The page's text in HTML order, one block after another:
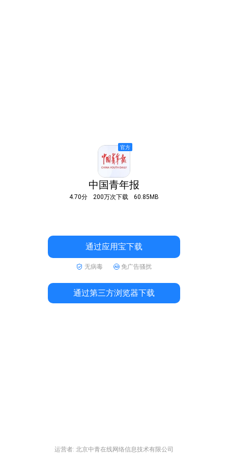
中国青年报
4.70分 200万次下载 60.85MB
通过应用宝下载
无病毒 免广告骚扰
通过第三方浏览器下载
运营者: 北京中青在线网络信息技术有限公司